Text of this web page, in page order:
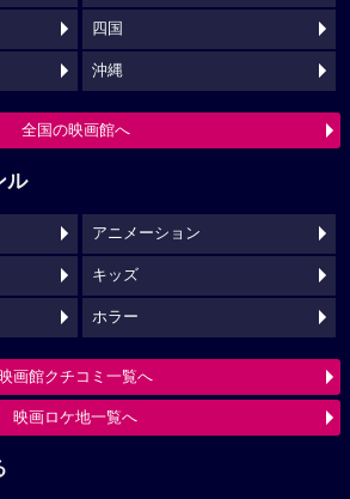
四国
沖縄
全国の映画館へ
ル
アニメーション
キッズ
ホラー
画館クチコミ一覧へ
映画ロケ地一覧へ